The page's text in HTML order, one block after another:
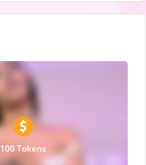
100 Tokens